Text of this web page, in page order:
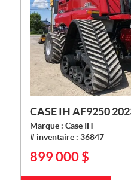
CASE IH AF9250
Marque : Case IH
# inventaire : 36847
P
899 000 $